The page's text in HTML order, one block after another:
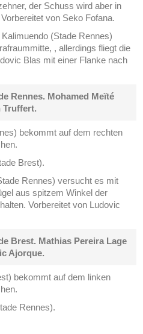
der Schuss wird aber in
von Seko Fofana.
(Stade Rennes)
, allerdings fliegt die
Blas mit einer Flanke nach
Rennes. Mohamed Meïté
Truffert.
bekommt auf dem rechten
Brest).
Rennes) versucht es mit
aus spitzem Winkel der
Vorbereitet von Ludovic
Brest. Mathias Pereira Lage
Ajorque.
bekommt auf dem linken
Rennes).